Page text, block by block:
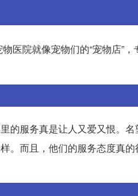
医院就像宠物们的“宠物店”
的服务真是让人又爱又恨。
。而且，他们的服务态度真